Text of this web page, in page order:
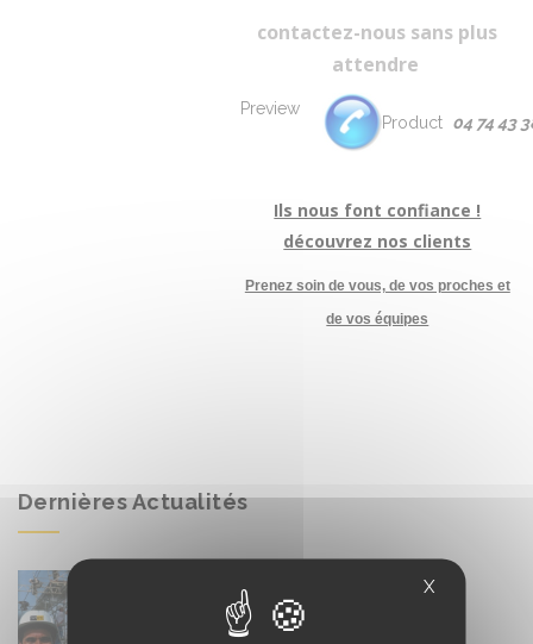
contactez-nous sans plus
attendre
04 74 43
Ils nous font confiance !
découvrez nos clients
Prenez soin de vous, de vos proches et
de vos équipes
Dernières Actualités
17 février
X